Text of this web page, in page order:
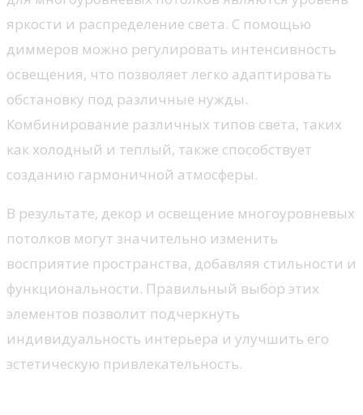
яркости и распределение света. С помощью
диммеров можно регулировать интенсивность
освещения, что позволяет легко адаптировать
обстановку под различные нужды.
Комбинирование различных типов света, таких
как холодный и теплый, также способствует
созданию гармоничной атмосферы.
В результате, декор и освещение многоуровневых
потолков могут значительно изменить
восприятие пространства, добавляя стильности и
функциональности. Правильный выбор этих
элементов позволит подчеркнуть
индивидуальность интерьера и улучшить его
эстетическую привлекательность.